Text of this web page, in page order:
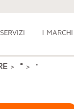
SERVIZI I MARCHI
> * > *